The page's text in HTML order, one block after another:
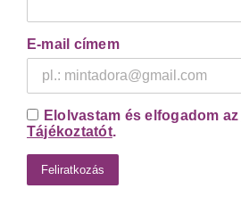
E-mail címem
Elolvastam és elfogadom az
Tájékoztatót.